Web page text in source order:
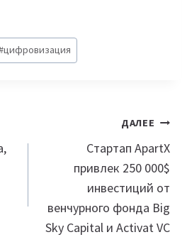
цифровизация
ДАЛЕЕ
Стартап ApartX
привлек 250 000$
инвестиций от
венчурного фонда Big
Sky Capital и Activat VC